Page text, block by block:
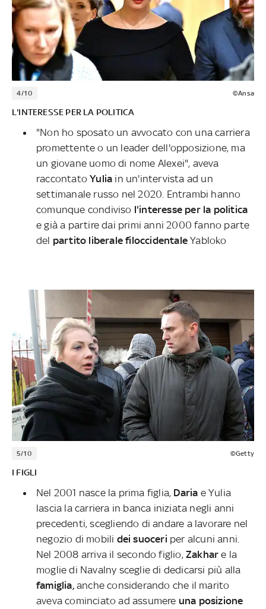
4/10 ©Ansa
L'INTERESSE PER LA POLITICA
"Non ho sposato un avvocato con una carriera
promettente o un leader dell'opposizione, ma
un giovane uomo di nome Alexei", aveva
raccontatoYulia in un'intervista ad un
settimanale russo nel 2020. Entrambi hanno
comunque condiviso l'interesse per la politica
e già a partire dai primi anni 2000 fanno parte
del partito liberale filoccidentale Yabloko
5/10 ©Getty
I FIGLI
Nel 2001 nasce la prima figlia, Daria e Yulia
lascia la carriera in banca iniziata negli anni
precedenti, scegliendo di andare a lavorare nel
negozio di mobili dei suoceri per alcuni anni.
Nel 2008 arriva il secondo figlio, Zakhar e la
moglie di Navalny sceglie di dedicarsi più alla
famiglia,anche considerando che il marito
aveva cominciato ad assumere una posizione